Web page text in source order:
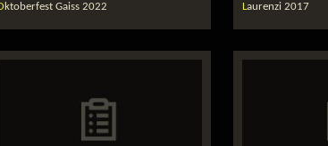
Oktoberfest Gaiss 2022 Laurenzi 2017